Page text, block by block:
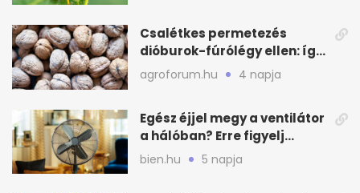
Csalétkes permetezés
dióburok-fúrólégy ellen: így
csináld a kertben
agroforum.hu 4 napja
Egész éjjel megy a ventilátor
a hálóban? Erre figyelj
alvásnál nyáron
bien.hu 5 napja